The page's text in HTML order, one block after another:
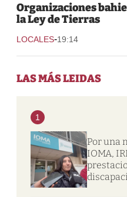
Organizaciones
la Ley de Tierras
LOCALES-19:14
LAS MÁS LEIDAS
1
Por una
IOMA,